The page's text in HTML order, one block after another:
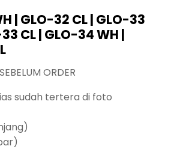
| GLO-32 CL | GLO-33
CL | GLO-34 WH |
ORDER
sudah tertera di foto